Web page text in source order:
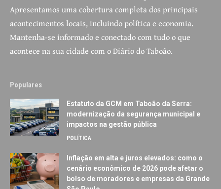
Apresentamos uma cobertura completa dos principais
acontecimentos locais, incluindo política e economia.
Mantenha-se informado e conectado com tudo o que
acontece na sua cidade com o Diário do Taboão.
Populares
Estatuto da GCM em Taboão da Serra:
modernização da segurança municipal e
impactos na gestão pública
POLÍTICA
Inflação em alta e juros elevados: como o
cenário econômico de 2026 pode afetar o
bolso de moradores e empresas da Grande